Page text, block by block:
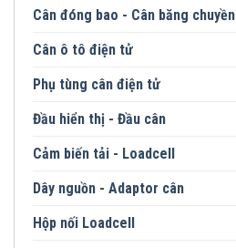
Cân đóng bao - Cân băng chuyền
Cân ô tô điện tử
Phụ tùng cân điện tử
Đầu hiển thị - Đầu cân
Cảm biến tải - Loadcell
Dây nguồn - Adaptor cân
Hộp nối Loadcell